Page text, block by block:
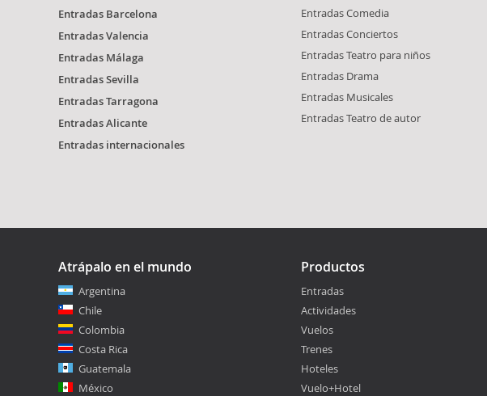
Entradas Barcelona
Entradas Valencia
Entradas Málaga
Entradas Sevilla
Entradas Tarragona
Entradas Alicante
Entradas internacionales
Entradas Comedia
Entradas Conciertos
Entradas Teatro para niños
Entradas Drama
Entradas Musicales
Entradas Teatro de autor
Atrápalo en el mundo
Argentina
Chile
Colombia
Costa Rica
Guatemala
México
Productos
Entradas
Actividades
Vuelos
Trenes
Hoteles
Vuelo+Hotel